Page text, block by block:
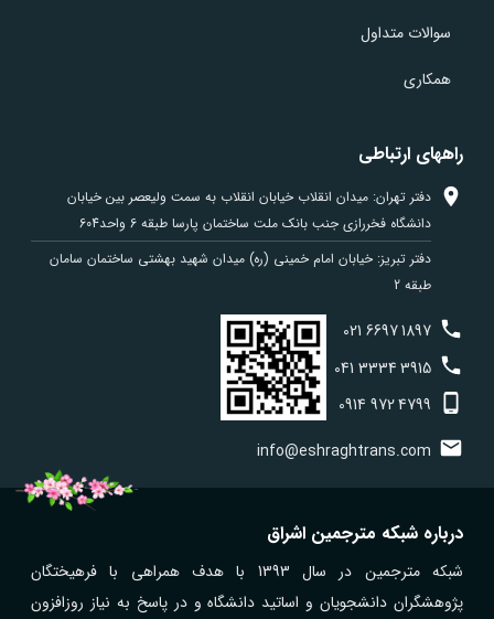
سوالات متداول
همکاری
راههای ارتباطی
دفتر تهران: میدان انقلاب خیابان انقلاب به سمت ولیعصر بین خیابان
دانشگاه فخررازی جنب بانک ملت ساختمان پارسا طبقه 6 واحد604
دفتر تبریز: خیابان امام خمینی (ره) میدان شهید بهشتی ساختمان سامان
طبقه 2
021 66971897
041 33343915
0914 9724799
info@eshraghtrans.com
درباره شبکه مترجمین اشراق
شبکه مترجمین در سال 1393 با هدف همراهی با فرهیختگان
پژوهشگران دانشجویان و اساتید دانشگاه و در پاسخ به نیاز روزافزون